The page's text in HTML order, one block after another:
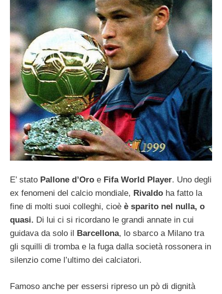
E’ stato Pallone d’Oro e Fifa World Player. Uno degli
ex fenomeni del calcio mondiale, Rivaldo ha fatto la
fine di molti suoi colleghi, cioè è sparito nel nulla, o
quasi. Di lui ci si ricordano le grandi annate in cui
guidava da solo il
Barcellona, lo sbarco a Milano tra
gli squilli di tromba e la fuga dalla società rossonera in
silenzio come l’ultimo dei calciatori.
Famoso anche per essersi ripreso un pò di dignità